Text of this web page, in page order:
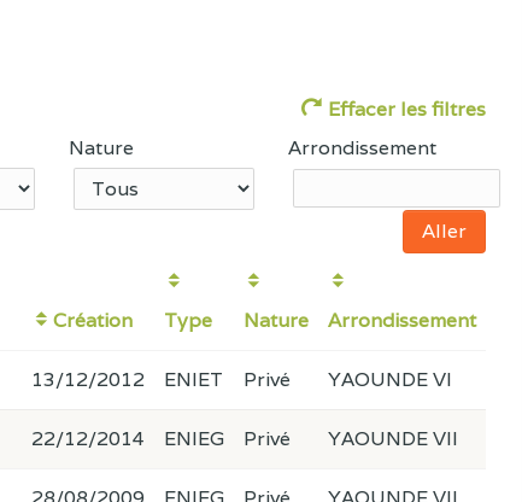
Effacer les filtres
Nature Arrondissement
Création Type Nature Arrondissement
13/12/2012 ENIET Privé YAOUNDE VI
22/12/2014 ENIEG Privé YAOUNDE VII